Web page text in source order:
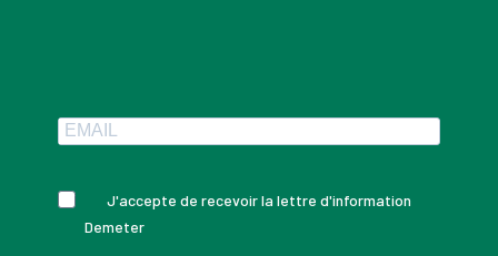
J'accepte de recevoir la lettre d'information
Demeter